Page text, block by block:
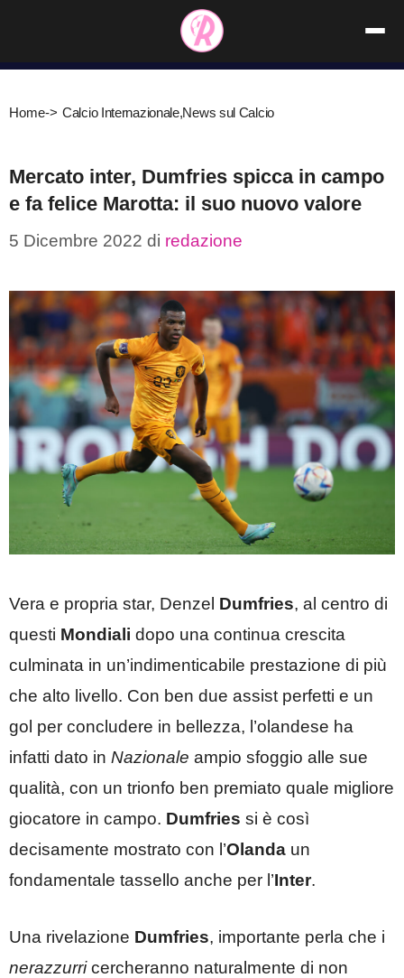
contenuto
Home-> Calcio Internazionale,News sul Calcio
Mercato inter, Dumfries spicca in campo
e fa felice Marotta: il suo nuovo valore
5 Dicembre 2022 di redazione
Vera e propria star, Denzel Dumfries, al centro di
questi Mondiali dopo una continua crescita
culminata in un’indimenticabile prestazione di più
che alto livello. Con ben due assist perfetti e un
gol per concludere in bellezza, l’olandese ha
infatti dato in Nazionale ampio sfoggio alle sue
qualità, con un trionfo ben premiato quale migliore
giocatore in campo. Dumfries si è così
decisamente mostrato con l’Olanda un
fondamentale tassello anche per l’Inter.
Una rivelazione Dumfries, importante perla che i
nerazzurricercheranno naturalmente di non